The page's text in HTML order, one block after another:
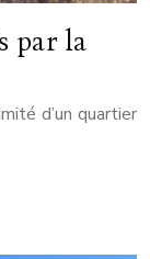
par la
d’un quartier